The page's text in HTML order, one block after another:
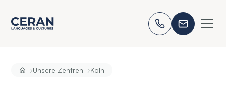
›Unsere Zentren ›Koln